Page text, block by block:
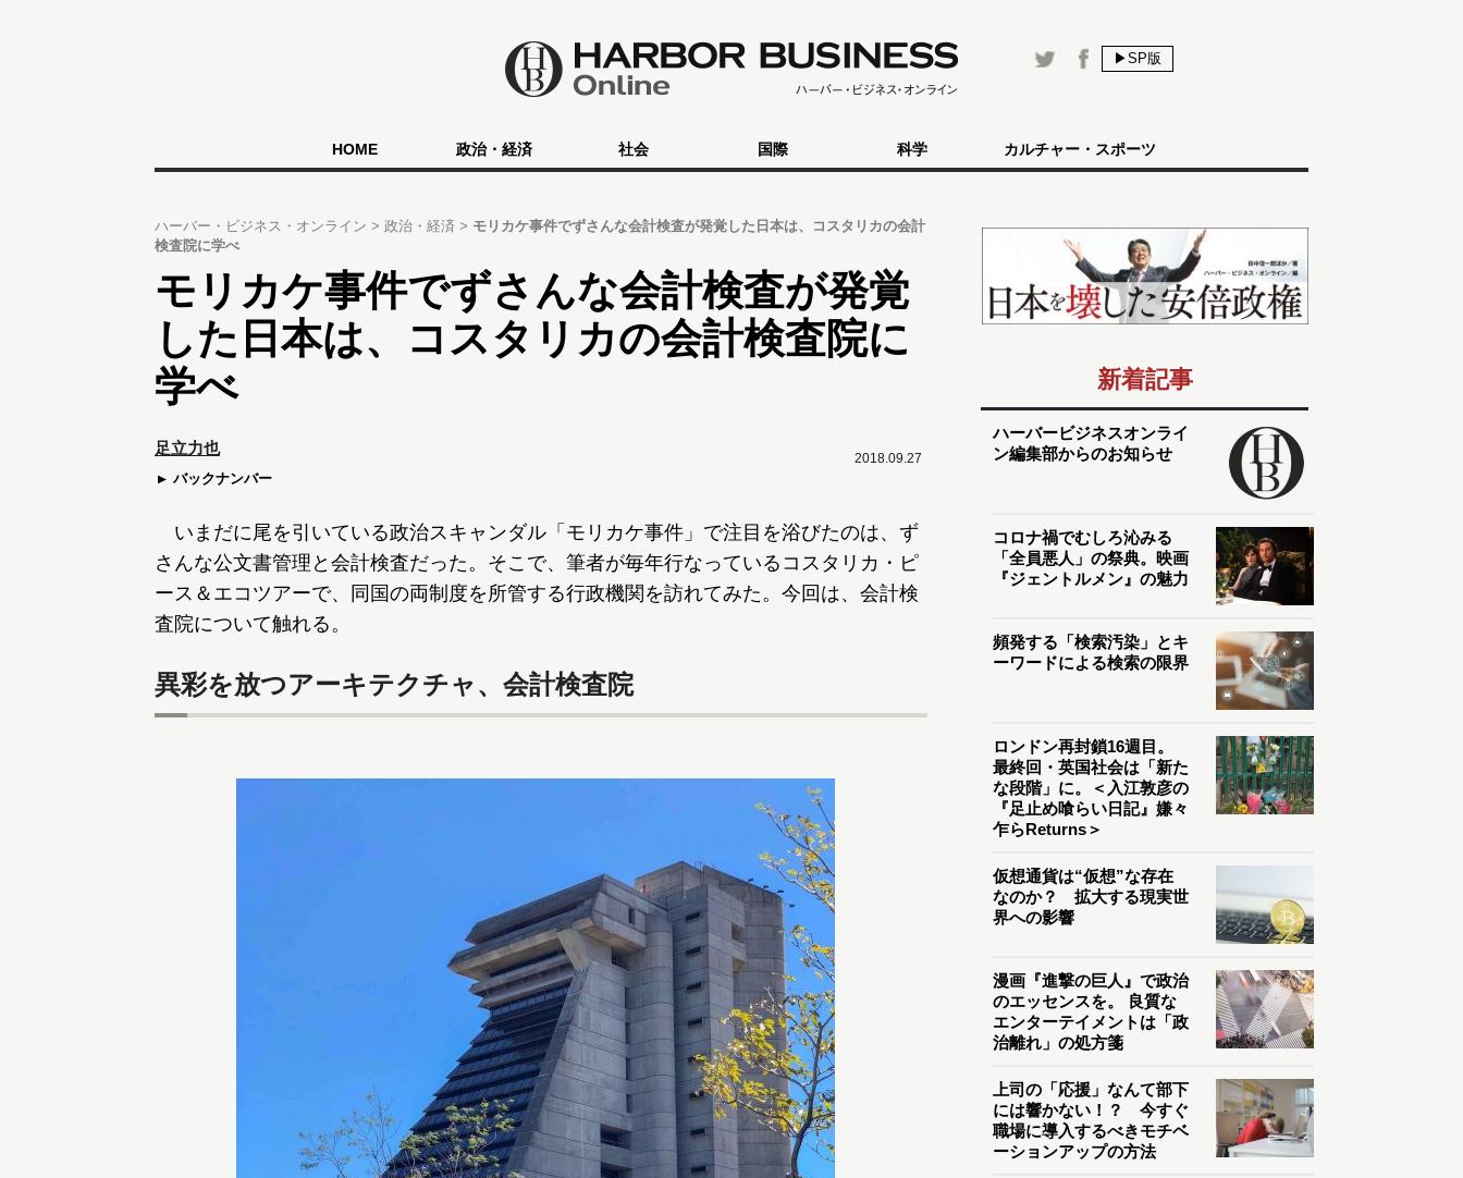
▶SP版
HOME 政治・経済 社会 国際 科学 カルチャー・スポーツ
ハーバー・ビジネス・オンライン 政治・経済
モリカケ事件でずさんな会計検査が発覚した日本は、コスタリカの会計
検査院に学べ
モリカケ事件でずさんな会計検査が発覚
した日本は、コスタリカの会計検査院に
学べ
2018.09.27
足立力也
バックナンバー
いまだに尾を引いている政治スキャンダル「モリカケ事件」で注目を浴びたのは、ず
さんな公文書管理と会計検査だった。そこで、筆者が毎年行なっているコスタリカ・ピ
ース＆エコツアーで、同国の両制度を所管する行政機関を訪れてみた。今回は、会計検
査院について触れる。
異彩を放つアーキテクチャ、会計検査院
新着記事
ハーバービジネスオンライ
ン編集部からのお知らせ
コロナ禍でむしろ沁みる
「全員悪人」の祭典。映画
『ジェントルメン』の魅力
頻発する「検索汚染」とキ
ーワードによる検索の限界
ロンドン再封鎖16週目。
最終回・英国社会は「新た
な段階」に。＜入江敦彦の
『足止め喰らい日記』嫌々
乍らReturns＞
仮想通貨は“仮想”な存在
なのか？ 拡大する現実世
界への影響
漫画『進撃の巨人』で政治
のエッセンスを。 良質な
エンターテイメントは「政
治離れ」の処方箋
上司の「応援」なんて部下
には響かない！？ 今すぐ
職場に導入するべきモチベ
ーションアップの方法